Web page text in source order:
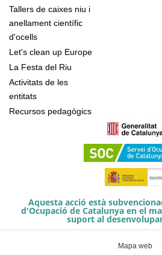
Tallers de caixes niu i
anellament científic
d'ocells
Let's clean up Europe
La Festa del Riu
Activitats de les
entitats
Recursos pedagògics
Aquesta acció està
d'Ocupació de Catalunya en el
suport al
Mapa web